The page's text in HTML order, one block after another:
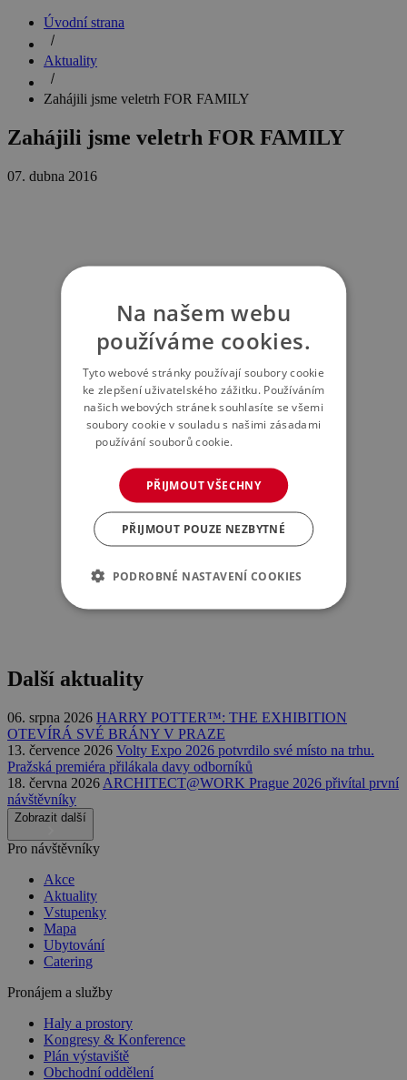
Úvodní strana
Aktuality
Zahájili jsme veletrh FOR FAMILY
Zahájili jsme veletrh FOR FAMILY
07. dubna 2016
Další aktuality
06. srpna 2026 HARRY POTTER™: THE EXHIBITION
OTEVÍRÁ SVÉ BRÁNY V PRAZE
13. července 2026 Volty Expo 2026 potvrdilo své místo na trhu.
Pražská premiéra přilákala davy odborníků
18. června 2026 ARCHITECT@WORK Prague 2026 přivítal první
návštěvníky
Zobrazit další
Pro návštěvníky
Akce
Aktuality
Vstupenky
Mapa
Ubytování
Catering
Pronájem a služby
Haly a prostory
Kongresy & Konference
Plán výstaviště
Obchodní oddělení
Na našem webu
používáme cookies.
Tyto webové stránky používají soubory cookie
ke zlepšení uživatelského zážitku. Používáním
našich webových stránek souhlasíte se všemi
soubory cookie v souladu s našimi zásadami
používání souborů cookie.
PŘIJMOUT VŠECHNY
PŘIJMOUT POUZE NEZBYTNÉ
PODROBNÉ NASTAVENÍ COOKIES